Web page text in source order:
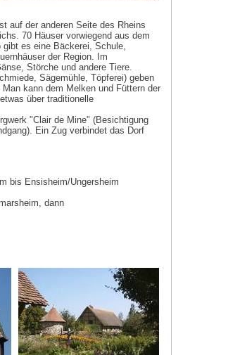
auf der anderen Seite des Rheins
70 Häuser vorwiegend aus dem
es eine Bäckerei, Schule,
der Region. Im
Störche und andere Tiere.
Sägemühle, Töpferei) geben
kann dem Melken und Füttern der
über traditionelle
"Clair de Mine" (Besichtigung
Ein Zug verbindet das Dorf
bis Ensisheim/Ungersheim
dann